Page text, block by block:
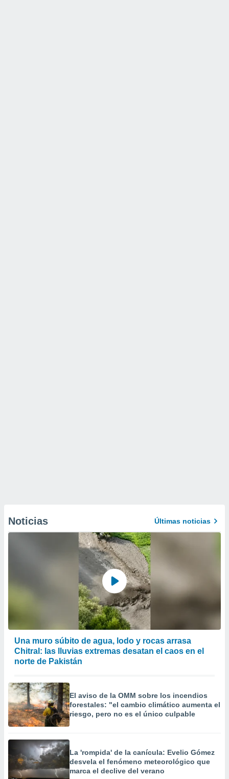
Noticias Últimas noticias
Una muro súbito de agua, lodo y rocas arrasa
Chitral: las lluvias extremas desatan el caos en el
norte de Pakistán
El aviso de la OMM sobre los incendios
forestales: "el cambio climático aumenta el
riesgo, pero no es el único culpable
La 'rompida' de la canícula: Evelio Gómez
desvela el fenómeno meteorológico que
marca el declive del verano